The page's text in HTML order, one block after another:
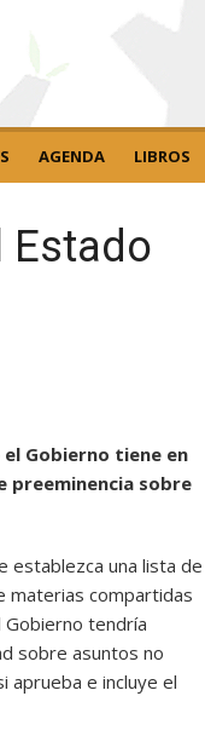
AGENDA LIBROS
Estado
Gobierno tiene en
preeminencia sobre
establezca una lista de
materias compartidas
Gobierno tendría
sobre asuntos no
aprueba e incluye el